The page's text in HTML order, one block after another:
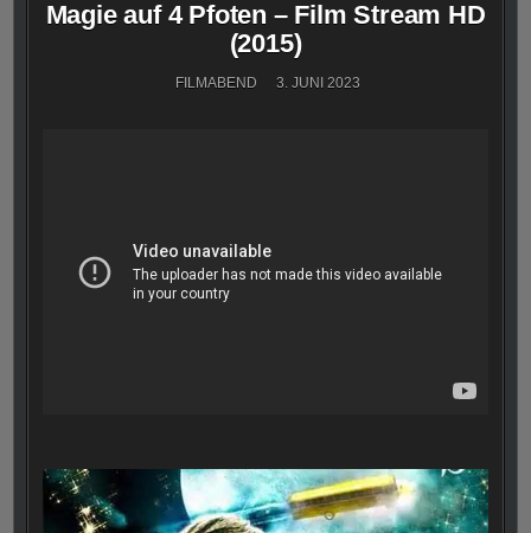
Magie auf 4 Pfoten – Film Stream HD
(2015)
FILMABEND 3. JUNI 2023